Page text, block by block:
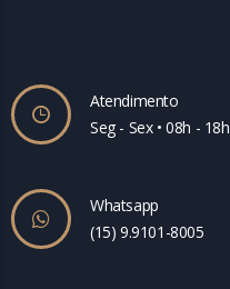
Atendimento
Seg - Sex • 08h - 18h
Whatsapp
(15) 9.9101-8005